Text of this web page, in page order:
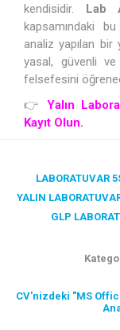
kendisidir. Lab
kapsamındaki
analiz yapılan bir
yasal, güvenli
felsefesini
👉
Yalın
Kayıt Olun.
LABORATUVAR
YALIN
GLP
CV'nizdeki "MS